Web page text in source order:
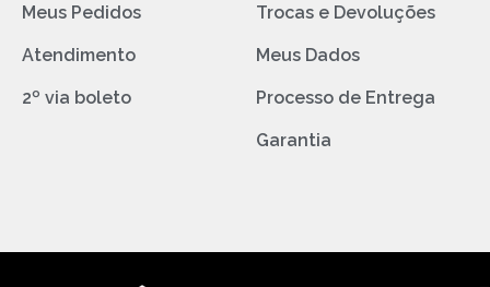
Meus Pedidos
Atendimento
2º via boleto
Trocas e Devoluções
Meus Dados
Processo de Entrega
Garantia